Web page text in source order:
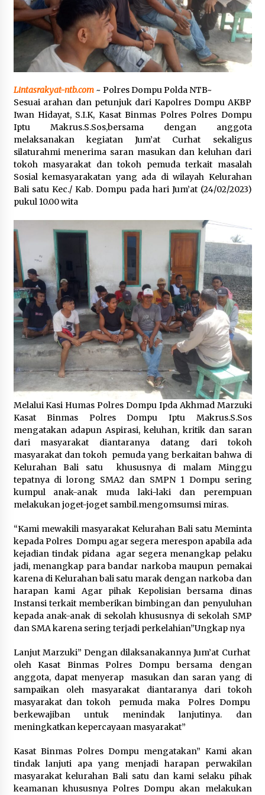
SATRESNARKOBA POLRES DOMPU AMANKAN
TERDUGA PELAKU NARKOTIKA DI KECAMATAN
KEMPO, BELASAN PAKET DIDUGA SABU DISITA
1 bulan ago
Lintasrakyat-ntb.com~ Polres Dompu Polda NTB~
Sesuai arahan dan petunjuk dari Kapolres Dompu AKBP
Iwan Hidayat, S.I.K, Kasat Binmas Polres Polres Dompu
Iptu Makrus.S.Sos,bersama dengan anggota
melaksanakan kegiatan Jum’at Curhat sekaligus
silaturahmi menerima saran masukan dan keluhan dari
tokoh masyarakat dan tokoh pemuda terkait masalah
Sosial kemasyarakatan yang ada di wilayah Kelurahan
Bali satu Kec./ Kab. Dompu pada hari Jum’at (24/02/2023)
pukul 10.00 wita
Melalui Kasi Humas Polres Dompu Ipda Akhmad Marzuki
Kasat Binmas Polres Dompu Iptu Makrus.S.Sos
mengatakan adapun Aspirasi, keluhan, kritik dan saran
dari masyarakat diantaranya datang dari tokoh
masyarakat dan tokoh pemuda yang berkaitan bahwa di
Kelurahan Bali satu khususnya di malam Minggu
tepatnya di lorong SMA2 dan SMPN 1 Dompu sering
kumpul anak-anak muda laki-laki dan perempuan
melakukan joget-joget sambil.mengomsumsi miras.
“Kami mewakili masyarakat Kelurahan Bali satu Meminta
kepada Polres Dompu agar segera merespon apabila ada
kejadian tindak pidana agar segera menangkap pelaku
jadi, menangkap para bandar narkoba maupun pemakai
karena di Kelurahan bali satu marak dengan narkoba dan
harapan kami Agar pihak Kepolisian bersama dinas
Instansi terkait memberikan bimbingan dan penyuluhan
kepada anak-anak di sekolah khususnya di sekolah SMP
dan SMA karena sering terjadi perkelahian”Ungkap nya
Lanjut Marzuki” Dengan dilaksanakannya Jum’at Curhat
oleh Kasat Binmas Polres Dompu bersama dengan
anggota, dapat menyerap masukan dan saran yang di
sampaikan oleh masyarakat diantaranya dari tokoh
masyarakat dan tokoh pemuda maka Polres Dompu
berkewajiban untuk menindak lanjutinya. dan
meningkatkan kepercayaan masyarakat”
Kasat Binmas Polres Dompu mengatakan” Kami akan
tindak lanjuti apa yang menjadi harapan perwakilan
masyarakat kelurahan Bali satu dan kami selaku pihak
keamanan khususnya Polres Dompu akan melakukan